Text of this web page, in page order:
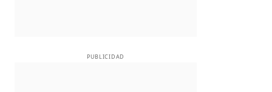
PUBLICIDAD